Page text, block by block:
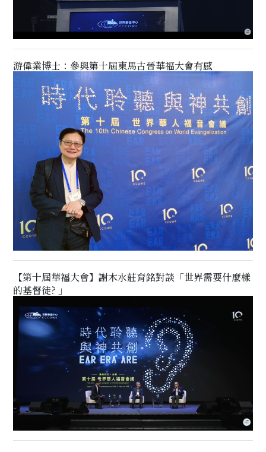
游偉業博士：參與第十屆東馬古晉華福大會有感
【第十屆華福大會】謝木水莊育銘對談「世界需要什麼樣
的基督徒? 」